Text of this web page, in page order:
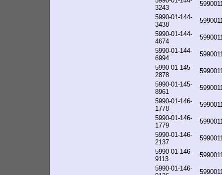
3243
5990-01-144-
3438
5990-01-144-
4674
5990-01-144-
6994
5990-01-145-
2878
5990-01-145-
8961
5990-01-146-
1778
5990-01-146-
1779
5990-01-146-
2137
5990-01-146-
9113
5990-01-146-